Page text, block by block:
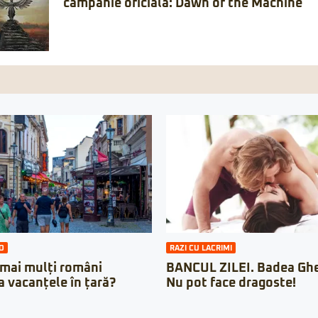
campanie oficială: Dawn of the Machine
mulți români
vacanțele în țară?
RAZI CU LACRIMI
BANCUL ZILEI. Badea
Nu pot face dragoste!